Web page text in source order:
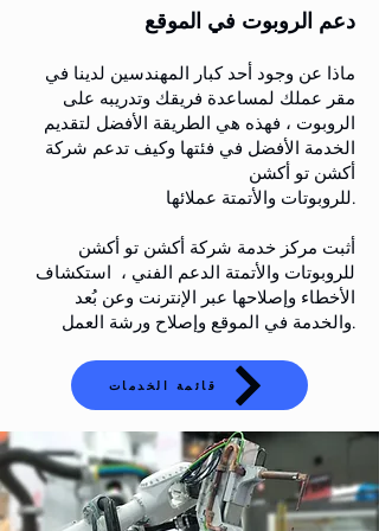
دعم الروبوت في الموقع
ماذا عن وجود أحد كبار المهندسين لدينا في
مقر عملك لمساعدة فريقك وتدريبه على
الروبوت ، فهذه هي الطريقة الأفضل لتقديم
الخدمة الأفضل في فئتها وكيف تدعم شركة
أكشن تو أكشن
للروبوتات والأتمتة عملائها.
أثبت مركز خدمة شركة أكشن تو أكشن
للروبوتات والأتمتة الدعم الفني ، استكشاف
الأخطاء وإصلاحها عبر الإنترنت وعن بُعد
والخدمة في الموقع وإصلاح ورشة العمل.
قائمة الخدمات